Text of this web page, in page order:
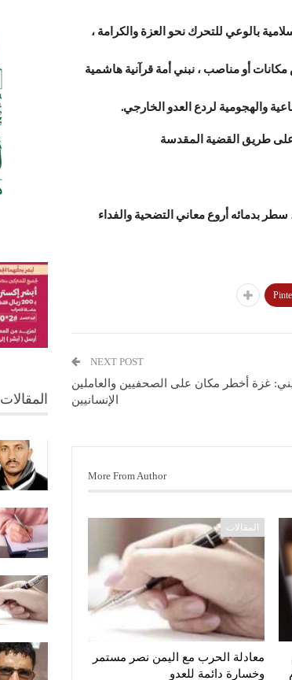
بالوعي للتحرك نحو العزة والكرامة ،
أو مناصب ، نبني أمة قرآنية هاشمية
والهجومية لردع العدو الخارجي.
على طريق القضية المقدسة
بدمائه أروع معاني التضحية والفداء
NEXT POST
غزة أخطر مكان على الصحفيين والعاملين
الإنسانيين
More From Author
المقالات
معادلة الحرب مع اليمن نصر مستمر
وخسارة دائمة للعدو
المقالات